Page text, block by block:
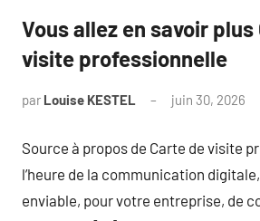
Vous allez en savoir
visite professionnelle
par Louise KESTEL juin 30, 2026
Source à propos de Carte de visite
l’heure de la communication
enviable, pour votre entreprise, de